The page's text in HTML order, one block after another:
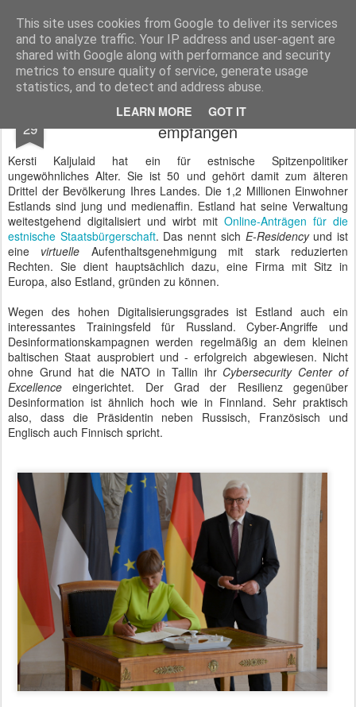
This site uses cookies from Google to deliver its services
and to analyze traffic. Your IP address and user-agent are
shared with Google along with performance and security
metrics to ensure quality of service, generate usage
statistics, and to detect and address abuse.
LEARN MORE GOT IT
BTB concept Media GmbH Presseberichte zu Bundespolitik, Diplomatie, Sicherheitspolitik, Wirtschaft, Fahrzeugtechnik und IT - Pressedienst, Fachartikel, Bildredaktion, O-Ton-Videos
29
Präsidentin von Estland in Berlin
empfangen
Kersti Kaljulaid hat ein für estnische Spitzenpolitiker
ungewöhnliches Alter. Sie ist 50 und gehört damit zum älteren
Drittel der Bevölkerung Ihres Landes. Die 1,2 Millionen Einwohner
Estlands sind jung und medienaffin. Estland hat seine Verwaltung
weitestgehend digitalisiert und wirbt mit Online-Anträgen für die
estnische Staatsbürgerschaft. Das nennt sich E-Residencyund ist
eine virtuelle Aufenthaltsgenehmigung mit stark reduzierten
Rechten. Sie dient hauptsächlich dazu, eine Firma mit Sitz in
Europa, also Estland, gründen zu können.
Wegen des hohen Digitalisierungsgrades ist Estland auch ein
interessantes Trainingsfeld für Russland. Cyber-Angriffe und
Desinformationskampagnen werden regelmäßig an dem kleinen
baltischen Staat ausprobiert und - erfolgreich abgewiesen. Nicht
ohne Grund hat die NATO in Tallin ihr Cybersecurity Center of
Excellence eingerichtet. Der Grad der Resilienz gegenüber
Desinformation ist ähnlich hoch wie in Finnland. Sehr praktisch
also, dass die Präsidentin neben Russisch, Französisch und
Englisch auch Finnisch spricht.